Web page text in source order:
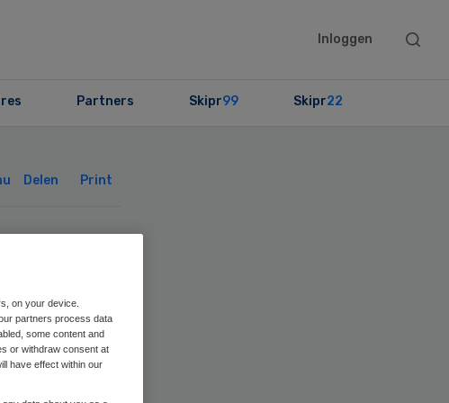
Inloggen
Search
Partners Skipr99 Skipr22
Delen Print
on your device.
partners process data
some content and
or withdraw consent at
have effect within our